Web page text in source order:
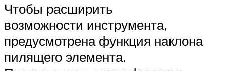
Чтобы расширить
возможности инструмента,
предусмотрена функция наклона
пилящего элемента.